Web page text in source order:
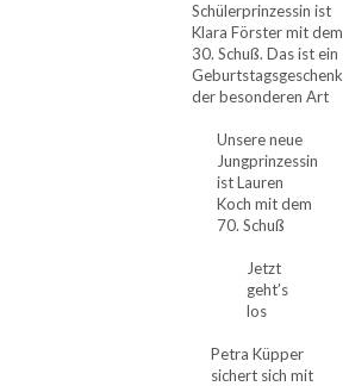
Schülerprinzessin ist
Klara Förster mit dem
30. Schuß. Das ist ein
Geburtstagsgeschenk
der besonderen Art
Unsere neue
Jungprinzessin
ist Lauren
Koch mit dem
70. Schuß
Jetzt
geht’s
los
Petra Küpper
sichert sich mit